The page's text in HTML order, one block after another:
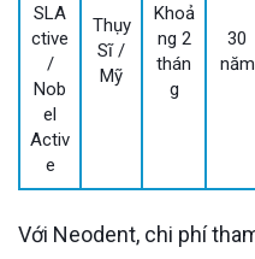
SLA
ctive
/
Nob
el
Activ
e
Thụy
Sĩ /
Mỹ
Khoả
ng 2
thán
g
30
năm
Với Neodent, chi phí tham khảo là 30.000.000